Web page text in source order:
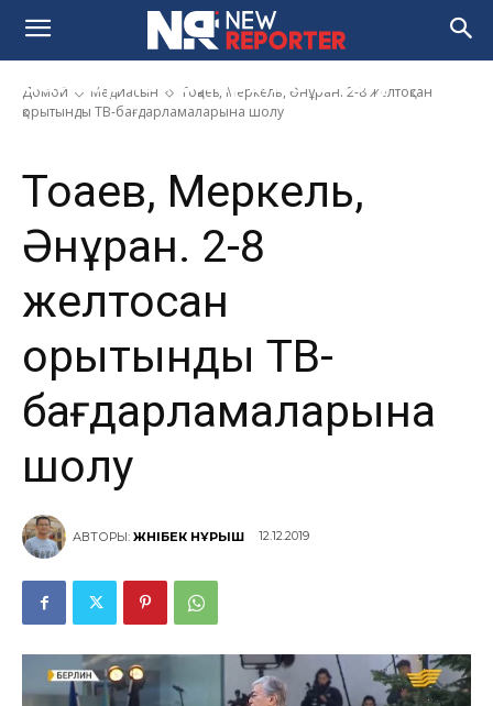
Домой Медиасын
Тоқаев, Меркель, Әнұран. 2-8 желтоқсан
қорытынды ТВ-бағдарламаларына шолу
Тоқаев, Меркель, Әнұран. 2-8
желтоқсан қорытынды ТВ-
бағдарламаларына шолу
Тоқаев, Меркель,
Әнұран. 2-8
желтоқсан
қорытынды ТВ-
бағдарламаларына
шолу
АВТОРЫ: ЖӘНІБЕК НҰРЫШ 12.12.2019